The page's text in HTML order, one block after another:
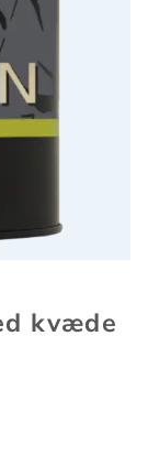
kvæde